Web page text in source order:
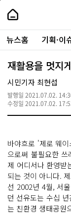
본
로
가
내
손
안
에
서
울
-
서
울
시
대
표
소
털
주
요
서
뉴스홈 기획·이
재활용을 멋지
시민기자 최현섭
발행일 2021.07.02.
수정일 2021.07.02.
바야흐로 '제로 웨
으로써 불필요한
제 어디서나 환영받
되는 것이 아니다.
선 2002년 4월, 서
던 선유도는 수십
는 친환경 생태공원
페
상
단
로